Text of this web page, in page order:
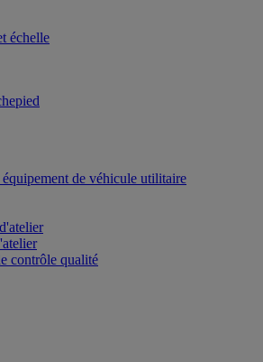
échelle
de véhicule utilitaire
contrôle qualité